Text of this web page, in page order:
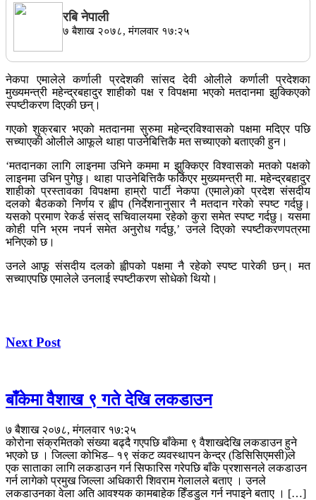
रबि नेपाली
७ बैशाख २०७८, मंगलवार १७:२५
नेकपा एमालेले कर्णाली प्रदेशकी सांसद देवी ओलीले कर्णाली प्रदेशका
मुख्यमन्त्री महेन्द्रबहादुर शाहीको पक्ष र विपक्षमा भएको मतदानमा झुक्किएको
स्पष्टीकरण दिएकी छन्।
गएको शुक्रबार भएको मतदानमा सुरुमा महेन्द्रविश्वासको पक्षमा मदिएर पछि
सच्याएकी ओलीले आफूले थाहा पाउनेबित्तिकै मत सच्याएको बताएकी हुन।
‘मतदानका लागि लाइनमा उभिने कममा म झुक्किएर विश्वासको मतको पक्षको
लाइनमा उभिन पुगेछु। थाहा पाउनेबित्तिकै फर्किएर मुख्यमन्त्री मा. महेन्द्रबहादुर
शाहीको प्रस्तावका विपक्षमा हाम्रो पार्टी नेकपा (एमाले)को प्रदेश संसदीय
दलको बैठकको निर्णय र ह्वीप (निर्देशनानुसार नै मतदान गरेको स्पष्ट गर्दछु।
यसको प्रमाण रेकर्ड संसद् सचिवालयमा रहेको कुरा समेत स्पष्ट गर्दछु। यसमा
कोही पनि भ्रम नपर्न समेत अनुरोध गर्दछु,’ उनले दिएको स्पष्टीकरणपत्रमा
भनिएको छ।
उनले आफू संसदीय दलको ह्वीपको पक्षमा नै रहेको स्पष्ट पारेकी छन्। मत
सच्याएपछि एमालेले उनलाई स्पष्टीकरण सोधेको थियो।
Next Post
बाँकेमा वैशाख ९ गते देखि लकडाउन
७ बैशाख २०७८, मंगलवार १७:२५
कोरोना संक्रमितको संख्या बढ्दै गएपछि बाँकेमा ९ वैशाखदेखि लकडाउन हुने
भएको छ । जिल्ला कोभिड– १९ संकट व्यवस्थापन केन्द्र (डिसिसिएमसी)ले
एक साताका लागि लकडाउन गर्न सिफारिस गरेपछि बाँके प्रशासनले लकडाउन
गर्न लागेको प्रमुख जिल्ला अधिकारी शिवराम गेलालले बताए । उनले
लकडाउनका वेला अति आवश्यक कामबाहेक हिँडडुल गर्न नपाइने बताए । […]